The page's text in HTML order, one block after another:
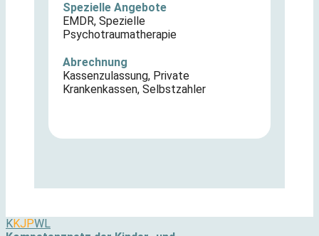
Spezielle Angebote
EMDR, Spezielle
Psychotraumatherapie
Abrechnung
Kassenzulassung, Private
Krankenkassen, Selbstzahler
KKJPWL